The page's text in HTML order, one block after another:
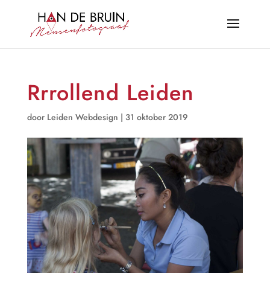
Rrrollend Leiden
door Leiden Webdesign | 31 oktober 2019